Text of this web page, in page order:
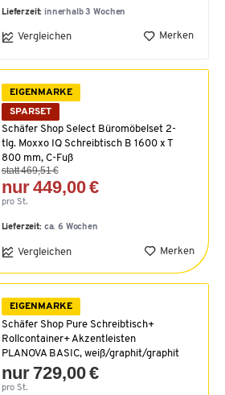
Lieferzeit: innerhalb 3 Wochen
Vergleichen Merken
EIGENMARKE
SPARSET
Schäfer Shop Select Büromöbelset 2-
tlg. Moxxo IQ Schreibtisch B 1600 x T
800 mm, C-Fuß
statt 469,51 €
nur 449,00 €
pro St.
Lieferzeit: ca. 6 Wochen
Vergleichen Merken
EIGENMARKE
Schäfer Shop Pure Schreibtisch+
Rollcontainer+ Akzentleisten
PLANOVA BASIC, weiß/graphit/graphit
nur 729,00 €
pro St.